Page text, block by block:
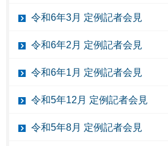
令和6年3月 定例記者会見
令和6年2月 定例記者会見
令和6年1月 定例記者会見
令和5年12月 定例記者会見
令和5年8月 定例記者会見